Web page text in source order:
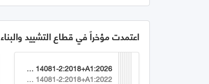
اعتمدت مؤخراً في قطاع التشييد والبناء
GSO EN 14081-2:2018+A1:2026
EN 14081-2:2018+A1:2022